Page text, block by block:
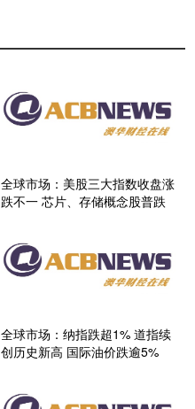
全球市场：美股三大指数收盘涨
跌不一 芯片、存储概念股普跌
全球市场：纳指跌超1% 道指续
创历史新高 国际油价跌逾5%